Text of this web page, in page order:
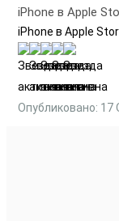
iPhone в Apple
iPhone в Apple
Опубликовано: 17